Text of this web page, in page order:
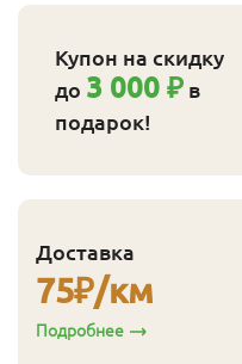
Купон на скидку
до 3 000 ₽ в
подарок!
Доставка
75₽/км
Подробнее